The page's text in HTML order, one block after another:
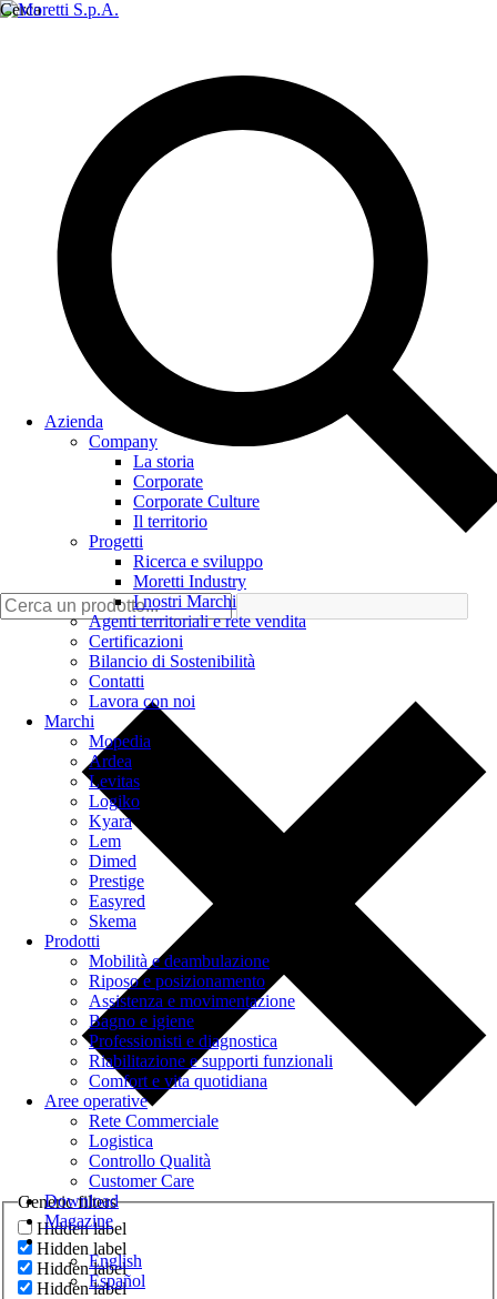
Cerca
Generic filters
Hidden label
Hidden label
Hidden label
Hidden label
Azienda
Company
La storia
Corporate
Corporate Culture
Il territorio
Progetti
Ricerca e sviluppo
Moretti Industry
I nostri Marchi
Agenti territoriali e rete vendita
Certificazioni
Bilancio di Sostenibilità
Contatti
Lavora con noi
Marchi
Mopedia
Ardea
Levitas
Logiko
Kyara
Lem
Dimed
Prestige
Easyred
Skema
Prodotti
Mobilità e deambulazione
Riposo e posizionamento
Assistenza e movimentazione
Bagno e igiene
Professionisti e diagnostica
Riabilitazione e supporti funzionali
Comfort e vita quotidiana
Aree operative
Rete Commerciale
Logistica
Controllo Qualità
Customer Care
Download
Magazine
English
Español